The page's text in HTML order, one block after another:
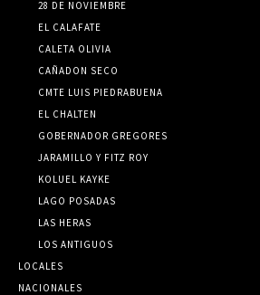
28 DE NOVIEMBRE
EL CALAFATE
CALETA OLIVIA
CAÑADON SECO
CMTE LUIS PIEDRABUENA
EL CHALTEN
GOBERNADOR GREGORES
JARAMILLO Y FITZ ROY
KOLUEL KAYKE
LAGO POSADAS
LAS HERAS
LOS ANTIGUOS
LOCALES
NACIONALES